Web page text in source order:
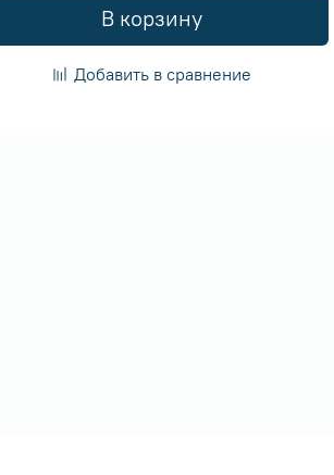
В корзину
Добавить в сравнение